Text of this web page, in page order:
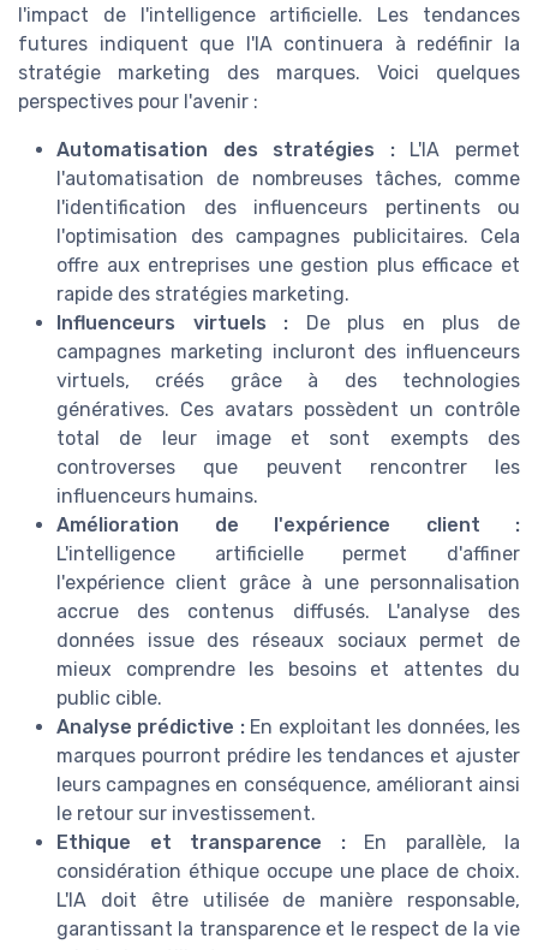
l'impact de l'intelligence artificielle. Les tendances
futures indiquent que l'IA continuera à redéfinir la
stratégie marketing des marques. Voici quelques
perspectives pour l'avenir :
Automatisation des stratégies :L'IA permet
l'automatisation de nombreuses tâches, comme
l'identification des influenceurs pertinents ou
l'optimisation des campagnes publicitaires. Cela
offre aux entreprises une gestion plus efficace et
rapide des stratégies marketing.
Influenceurs virtuels : De plus en plus de
campagnes marketing incluront des influenceurs
virtuels, créés grâce à des technologies
génératives. Ces avatars possèdent un contrôle
total de leur image et sont exempts des
controverses que peuvent rencontrer les
influenceurs humains.
Amélioration de l'expérience client :
L'intelligence artificielle permet d'affiner
l'expérience client grâce à une personnalisation
accrue des contenus diffusés. L'analyse des
données issue des réseaux sociaux permet de
mieux comprendre les besoins et attentes du
public cible.
Analyse prédictive :En exploitant les données, les
marques pourront prédire les tendances et ajuster
leurs campagnes en conséquence, améliorant ainsi
le retour sur investissement.
Ethique et transparence :En parallèle, la
considération éthique occupe une place de choix.
L'IA doit être utilisée de manière responsable,
garantissant la transparence et le respect de la vie